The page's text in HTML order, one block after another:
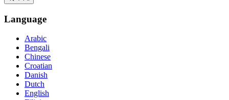
Language
Arabic
Bengali
Chinese
Croatian
Danish
Dutch
English